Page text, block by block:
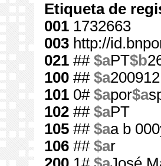
Etiqueta de
0011732663
003http://
021## $aPT$b
100## $a
1010# $apor$a
102## $aPT
105## $aa b
106## $ar